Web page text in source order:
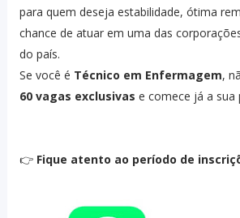
para quem deseja estabilidade, ótima
chance de atuar em uma das
do país.
Se você é Técnico em Enfermagem,
60 vagas exclusivas e comece já a sua
👉 Fique atento ao período de